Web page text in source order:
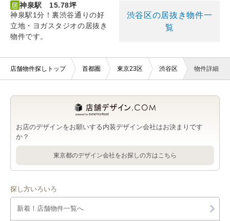
神泉駅 15.78坪
神泉駅1分！裏渋谷通りの好
立地・ヨガスタジオの居抜き
物件です。
渋谷区の居抜き物件一
覧
店舗物件探しトップ 首都圏 東京23区 渋谷区 物件詳細
お店のデザインをお願いする内装デザイン会社はお決まりです
か？
東京都のデザイン会社をお探しの方はこちら
探し方いろいろ
新着！店舗物件一覧へ